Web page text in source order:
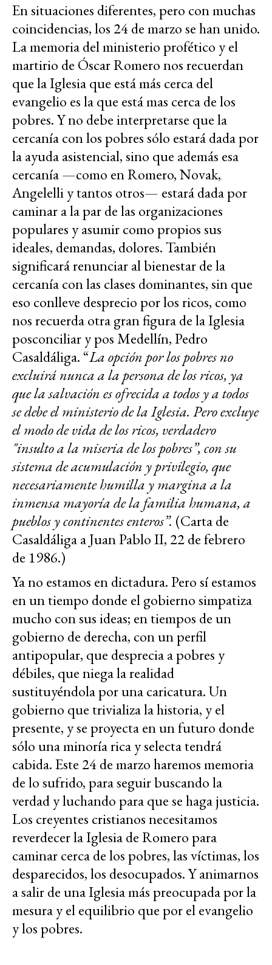
En situaciones diferentes, pero con muchas
coincidencias, los 24 de marzo se han unido.
La memoria del ministerio profético y el
martirio de Óscar Romero nos recuerdan
que la Iglesia que está más cerca del
evangelio es la que está mas cerca de los
pobres. Y no debe interpretarse que la
cercanía con los pobres sólo estará dada por
la ayuda asistencial, sino que además esa
cercanía —como en Romero, Novak,
Angelelli y tantos otros— estará dada por
caminar a la par de las organizaciones
populares y asumir como propios sus
ideales, demandas, dolores. También
significará renunciar al bienestar de la
cercanía con las clases dominantes, sin que
eso conlleve desprecio por los ricos, como
nos recuerda otra gran figura de la Iglesia
posconciliar y pos Medellín, Pedro
Casaldáliga. “La opción por los pobres no
excluirá nunca a la persona de los ricos, ya
que la salvación es ofrecida a todos y a todos
se debe el ministerio de la Iglesia. Pero excluye
el modo de vida de los ricos, verdadero
"insulto a la miseria de los pobres”, con su
sistema de acumulación y privilegio, que
necesariamente humilla y margina a la
inmensa mayoría de la familia humana, a
pueblos y continentes enteros”. (Carta de
Casaldáliga a Juan Pablo II, 22 de febrero
de 1986.)
Ya no estamos en dictadura. Pero sí estamos
en un tiempo donde el gobierno simpatiza
mucho con sus ideas; en tiempos de un
gobierno de derecha, con un perfil
antipopular, que desprecia a pobres y
débiles, que niega la realidad
sustituyéndola por una caricatura. Un
gobierno que trivializa la historia, y el
presente, y se proyecta en un futuro donde
sólo una minoría rica y selecta tendrá
cabida. Este 24 de marzo haremos memoria
de lo sufrido, para seguir buscando la
verdad y luchando para que se haga justicia.
Los creyentes cristianos necesitamos
reverdecer la Iglesia de Romero para
caminar cerca de los pobres, las víctimas, los
desparecidos, los desocupados. Y animarnos
a salir de una Iglesia más preocupada por la
mesura y el equilibrio que por el evangelio
y los pobres.